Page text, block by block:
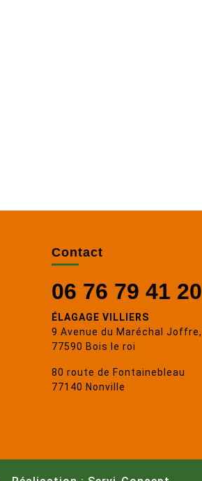
Contact
06 76 79 41 20
ÉLAGAGE VILLIERS
9 Avenue du Maréchal Joffre,
77590 Bois le roi
80 route de Fontainebleau
77140 Nonville